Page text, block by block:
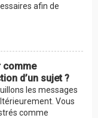
afin de
comme
d’un sujet ?
les messages
Vous
comme